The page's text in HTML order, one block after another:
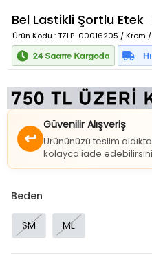
Bel Lastikli Şortlu Etek
Ürün Kodu : TZLP-00016205 / Krem /
↩
Güvenilir Alışveriş
Ürününüzü teslim
kolayca iade
Beden
SM ML